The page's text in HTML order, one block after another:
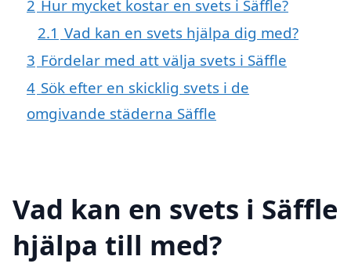
2 Hur mycket kostar en svets i Säffle?
2.1 Vad kan en svets hjälpa dig med?
3 Fördelar med att välja svets i Säffle
4 Sök efter en skicklig svets i de
omgivande städerna Säffle
Vad kan en svets i Säffle
hjälpa till med?